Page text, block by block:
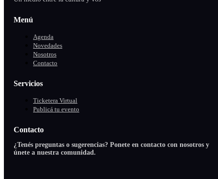
Menú
Agenda
Novedades
Nosotros
Contacto
Servicios
Ticketera Virtual
Publicá tu evento
Contacto
¿Tenés preguntas o sugerencias? Ponete en contacto con nosotros y
únete a nuestra comunidad.